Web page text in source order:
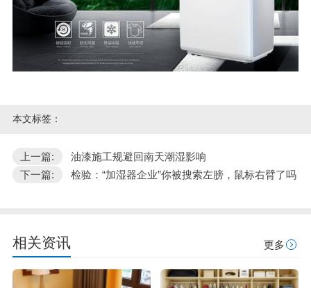
本文标签：
上一篇:
油漆施工规避回南天潮湿影响
下一篇:
检验：“加湿器企业”你被搜索左膀，鼠标右臂了吗
相关资讯 更多